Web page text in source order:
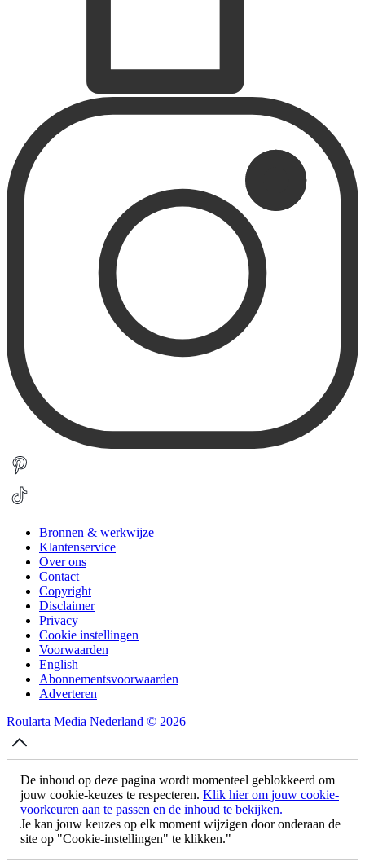
Bronnen & werkwijze
Klantenservice
Over ons
Contact
Copyright
Disclaimer
Privacy
Cookie instellingen
Voorwaarden
English
Abonnementsvoorwaarden
Adverteren
Roularta Media Nederland © 2026
De inhoud op deze pagina wordt momenteel geblokkeerd om
jouw cookie-keuzes te respecteren. Klik hier om jouw cookie-
voorkeuren aan te passen en de inhoud te bekijken.
Je kan jouw keuzes op elk moment wijzigen door onderaan de
site op "Cookie-instellingen" te klikken."